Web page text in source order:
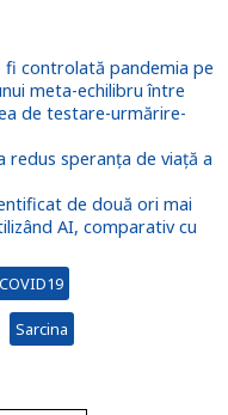
fi controlată pandemia pe
meta-echilibru între
de testare-urmărire-
redus speranța de viață a
de două ori mai
AI, comparativ cu
COVID19
Sarcina